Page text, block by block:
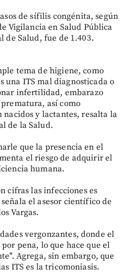
de sífilis congénita, según
Vigilancia en Salud Pública
Salud, fue de 1.403.
tema de higiene, como
una ITS mal diagnosticada o
infertilidad, embarazo
así como
nacidos y lactantes, resalta la
de la Salud.
que la presencia en el
el riesgo de adquirir el
humana.
cifras las infecciones es
el asesor científico de
Vargas.
vergonzantes, donde el
pena, lo que hace que el
Agrega, sin embargo, que
ITS es la tricomoniasis.